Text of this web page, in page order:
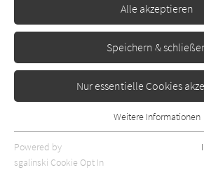
Erschienen: Oktober 2024 0
Alle akzeptieren
Speichern &
Nur essentielle Cookies
Essentielle Cookies werden für grundlegende
Webseite benötigt. Dadurch ist gewährleistet,
Weitere Informationen
Powered by
sgalinski Cookie Opt In